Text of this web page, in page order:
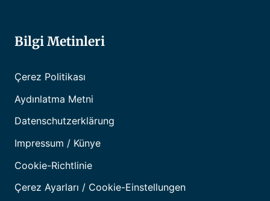
Bilgi Metinleri
Çerez Politikası
Aydınlatma Metni
Datenschutzerklärung
Impressum / Künye
Cookie-Richtlinie
Çerez Ayarları / Cookie-Einstellungen